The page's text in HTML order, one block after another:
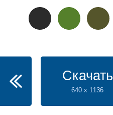
Скачать
640 x 1136